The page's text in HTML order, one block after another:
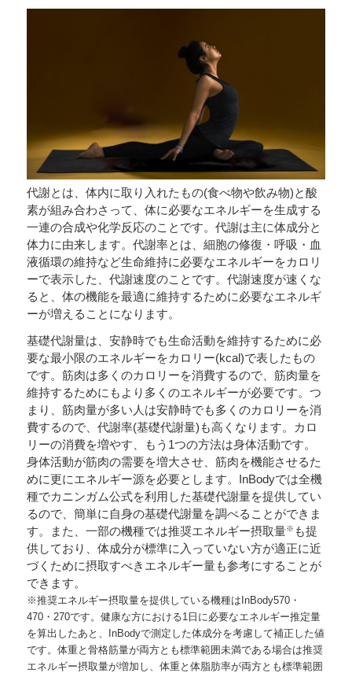
代謝とは、体内に取り入れたもの(食べ物や飲み物)と酸
素が組み合わさって、体に必要なエネルギーを生成する
一連の合成や化学反応のことです。代謝は主に体成分と
体力に由来します。代謝率とは、細胞の修復・呼吸・血
液循環の維持など生命維持に必要なエネルギーをカロリ
ーで表示した、代謝速度のことです。代謝速度が速くな
ると、体の機能を最適に維持するために必要なエネルギ
ーが増えることになります。
基礎代謝量は、安静時でも生命活動を維持するために必
要な最小限のエネルギーをカロリー(kcal)で表したもの
です。筋肉は多くのカロリーを消費するので、筋肉量を
維持するためにもより多くのエネルギーが必要です。つ
まり、筋肉量が多い人は安静時でも多くのカロリーを消
費するので、代謝率(基礎代謝量)も高くなります。カロ
リーの消費を増やす、もう1つの方法は身体活動です。
身体活動が筋肉の需要を増大させ、筋肉を機能させるた
めに更にエネルギー源を必要とします。InBodyでは全機
種でカニンガム公式を利用した基礎代謝量を提供してい
るので、簡単に自身の基礎代謝量を調べることができま
す。また、一部の機種では推奨エネルギー摂取量※ も提
供しており、体成分が標準に入っていない方が適正に近
づくために摂取すべきエネルギー量も参考にすることが
できます。
※推奨エネルギー摂取量を提供している機種はInBody570・
470・270です。健康な方における1日に必要なエネルギー推定量
を算出したあと、InBodyで測定した体成分を考慮して補正した値
です。体重と骨格筋量が両方とも標準範囲未満である場合は推奨
エネルギー摂取量が増加し、体重と体脂肪率が両方とも標準範囲